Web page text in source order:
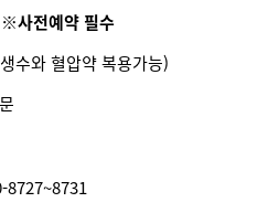
※사전예약 필수
수와 혈압약 복용가능)
8727~8731